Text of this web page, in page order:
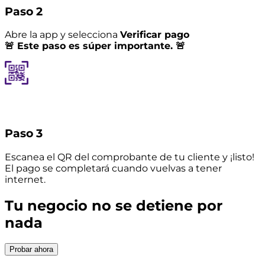
Paso 2
Abre la app y selecciona Verificar pago
🚨 Este paso es súper importante. 🚨
Paso 3
Escanea el QR del comprobante de tu cliente y ¡listo!
El pago se completará cuando vuelvas a tener
internet.
Tu negocio no se detiene por
nada
Probar ahora